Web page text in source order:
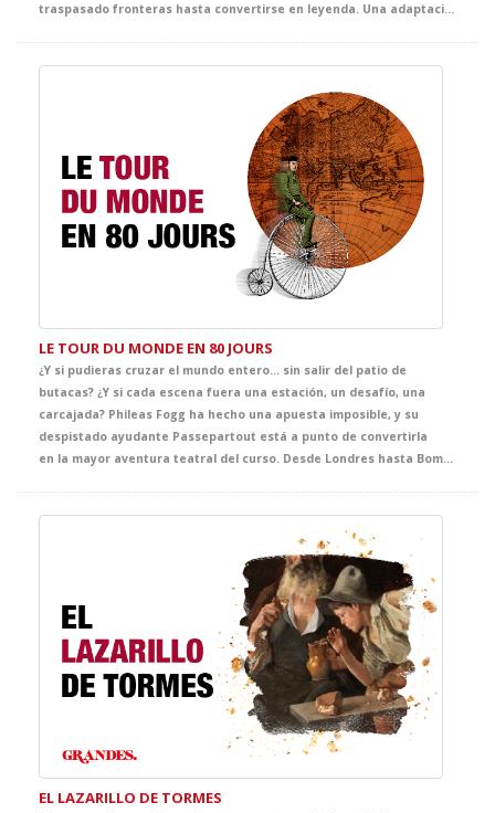
traspasado fronteras hasta convertirse en leyenda. Una adaptación exquisita con una puesta en escena cautivadora, vibrante, contemporánea y muy visual para acercar a tus alumnos a la genialidad del verso de Zorrilla y vivir el Romanticismo y su símbolo. Joya imprescindible de nuestra mejor literatura, cuyo legado no puede faltar en tus clases de literatura. Sin duda, un imprescindible de nuestro ciclo de GRANDES.
LE TOUR DU MONDE EN 80 JOURS
¿Y si pudieras cruzar el mundo entero… sin salir del patio de
butacas? ¿Y si cada escena fuera una estación, un desafío, una
carcajada? Phileas Fogg ha hecho una apuesta imposible, y su
despistado ayudante Passepartout está a punto de convertirla
en la mayor aventura teatral del curso. Desde Londres hasta Bombay, pasando por trenes descarrilados, barcos sin rumbo y persecuciones delirantes, esta adaptación del clásico de Julio Verne es un viaje contrarreloj lleno de humor y sorpresas. Una obra especialmente pensada para el aula, con escenas que atrapan y personajes que no os dejaran indiferentes.. ¡Prepara tu pasaporte… y abróchate el cinturón porque la mejor clase de Francés está a punto de embarcar!
EL LAZARILLO DE TORMES